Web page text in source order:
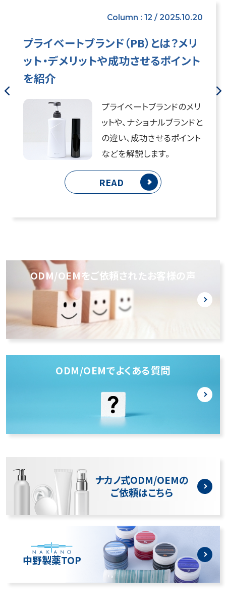
Column : 12 / 2025.10.20
プライベートブランド（PB）とは？メリ
ット・デメリットや成功させるポイント
を紹介
プライベートブランドのメリ
ットや、ナショナルブランドと
の違い、成功させるポイント
などを解説します。
READ
ODM/OEMをご依頼されたお客様の声
ODM/OEMでよくある質問
ナカノ式ODM/OEMの
ご依頼はこちら
中野製薬TOP